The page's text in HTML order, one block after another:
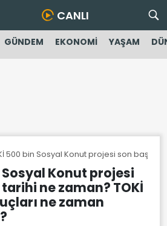
CANLI
GÜNDEM EKONOMİ YAŞAM
500 bin Sosyal Konut projesi son
Sosyal Konut projesi
ne zaman? TOKİ
ne zaman